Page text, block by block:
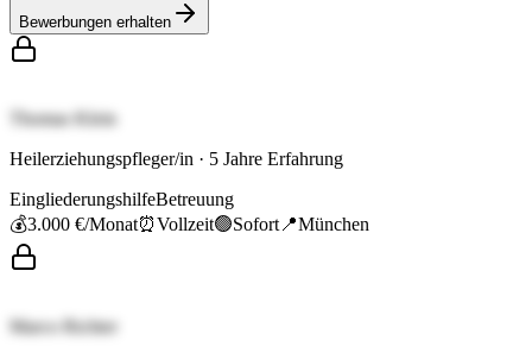
Bewerbungen erhalten
Thomas Klein
Heilerziehungspfleger/in · 5 Jahre Erfahrung
EingliederungshilfeBetreuung
💰3.000 €/Monat⏰Vollzeit🟢Sofort 📍München
Marco Richter